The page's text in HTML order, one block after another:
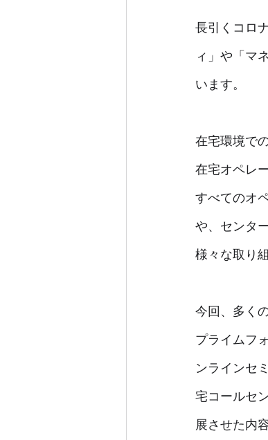
長引くコロ
ィ」や「マ
います。
在宅環境で
在宅オペレ
すべてのオ
や、センタ
様々な取り
今回、多く
プライムフ
ンラインセ
宅コールセ
展させた内